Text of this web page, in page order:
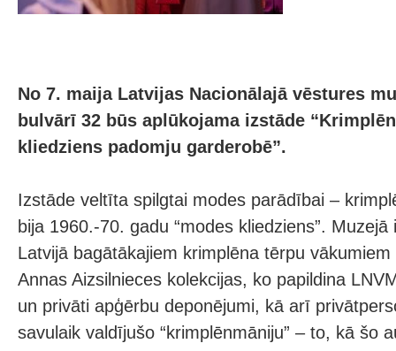
No 7. maija Latvijas Nacionālajā vēstures
bulvārī 32 būs aplūkojama izstāde
kliedziens padomju garderobē”.
Izstāde veltīta spilgtai modes parādībai –
bija 1960.-70. gadu “modes kliedziens”.
Latvijā bagātākajiem krimplēna tērpu
Annas Aizsilnieces kolekcijas, ko papildina
un privāti apģērbu deponējumi, kā arī
savulaik valdījušo “krimplēnmāniju” – to, kā šo